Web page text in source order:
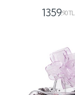
1359,90 TL